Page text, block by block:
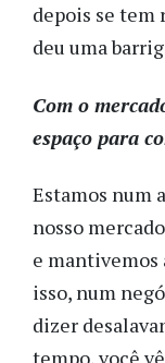
depois se tem
deu uma
Com o
espaço para
Estamos num
nosso
e mantivemos
isso, num
dizer
tempo, você